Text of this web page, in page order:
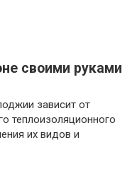
своими руками
зависит от
теплоизоляционного
их видов и